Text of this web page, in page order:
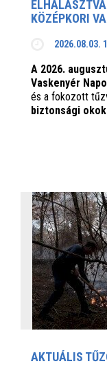
KÖZÉPKORI
2026.08.03.
A 2026.
Vaskenyér
és a fokozott
biztonsági
AKTUÁLIS